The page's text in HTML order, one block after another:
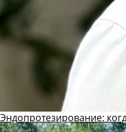
Эндопротезирование: